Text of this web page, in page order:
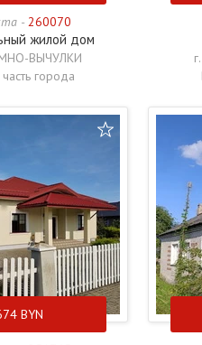
- 260070
жилой дом
ВЫЧУЛКИ
города
BYN